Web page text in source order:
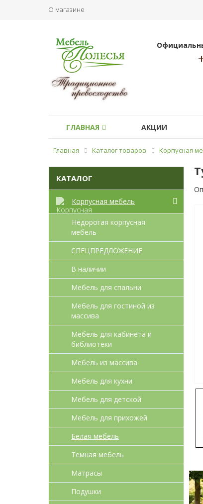
О магазине
ГЛАВНАЯ АКЦИИ
Главная Каталог товаров Корпусная
КАТАЛОГ
Корпусная мебель
Недорогая корпусная
мебель
СПЕЦПРЕДЛОЖЕНИЕ
В наличии
Мебель для спальни
Мебель для гостиной из
массива
Мебель для кабинета и
библиотеки
Мебель из массива
Мебель для кухни
Мебель для детcкой
Мебель для прихожей
Белая мебель
Темная мебель
Матрасы
Подушки